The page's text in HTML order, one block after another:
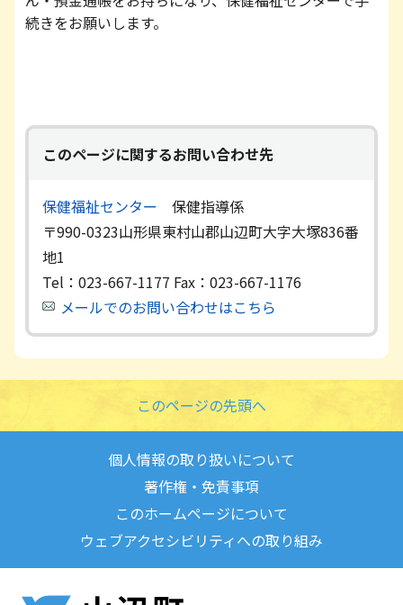
続きをお願いします。
このページに関するお問い合わせ先
保健福祉センター
保健指導係
〒990-0323山形県東村山郡山辺町大字大塚836番
地1
Tel：023-667-1177 Fax：023-667-1176
メールでのお問い合わせはこちら
このページの先頭へ
個人情報の取り扱いについて
著作権・免責事項
このホームページについて
ウェブアクセシビリティへの取り組み